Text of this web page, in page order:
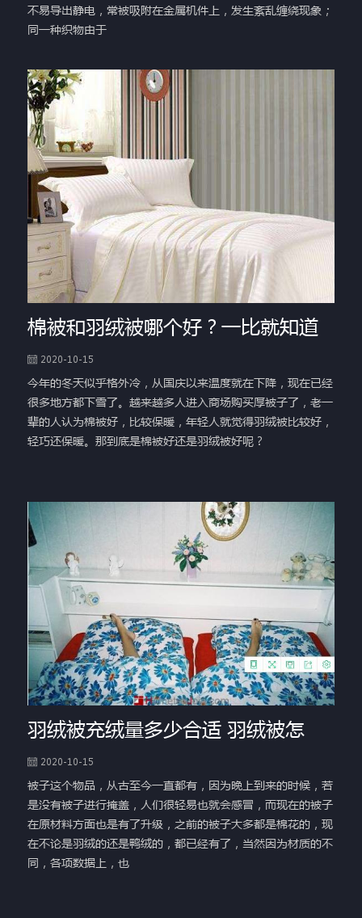
不易导出静电，常被吸附在金属机件上，发生紊乱缠绕现象；
同一种织物由于
棉被和羽绒被哪个好？一比就知道
2020-10-15
今年的冬天似乎格外冷，从国庆以来温度就在下降，现在已经
很多地方都下雪了。越来越多人进入商场购买厚被子了，老一
辈的人认为棉被好，比较保暖，年轻人就觉得羽绒被比较好，
轻巧还保暖。那到底是棉被好还是羽绒被好呢？
羽绒被充绒量多少合适 羽绒被怎
2020-10-15
被子这个物品，从古至今一直都有，因为晚上到来的时候，若
是没有被子进行掩盖，人们很轻易也就会感冒，而现在的被子
在原材料方面也是有了升级，之前的被子大多都是棉花的，现
在不论是羽绒的还是鸭绒的，都已经有了，当然因为材质的不
同，各项数据上，也